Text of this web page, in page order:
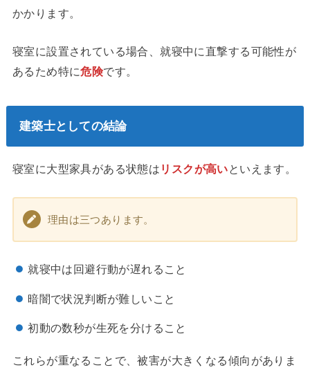
かかります。
寝室に設置されている場合、就寝中に直撃する可能性が
あるため特に危険です。
建築士としての結論
寝室に大型家具がある状態は リスクが高い といえます。
理由は三つあります。
就寝中は回避行動が遅れること
暗闇で状況判断が難しいこと
初動の数秒が生死を分けること
これらが重なることで、被害が大きくなる傾向がありま